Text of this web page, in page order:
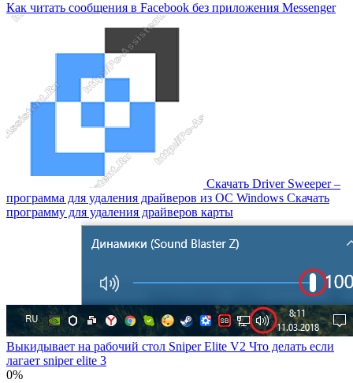
Как читать сообщения в Facebook без приложения Messenger
Скачать Driver Sweeper –
программа для удаления драйверов из OC Windows Скачать
программу для удаления драйверов карты
Выкидывает на рабочий стол Sniper Elite V2 Что делать если
лагает sniper elite 3
0%